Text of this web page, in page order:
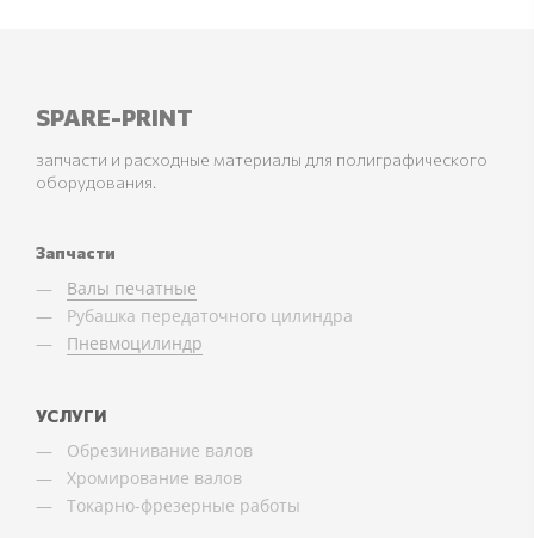
SPARE-PRINT
запчасти и расходные материалы для полиграфического
оборудования.
Запчасти
Валы печатные
Рубашка передаточного цилиндра
Пневмоцилиндр
УСЛУГИ
Обрезинивание валов
Хромирование валов
Токарно-фрезерные работы